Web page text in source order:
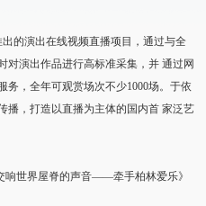
的演出在线视频直播项目，通过与全
对演出作品进行高标准采集，并 通过网
务，全年可观赏场次不少1000场。于依
播，打造以直播为主体的国内首 家泛艺
世界屋脊的声音——牵手柏林爱乐》